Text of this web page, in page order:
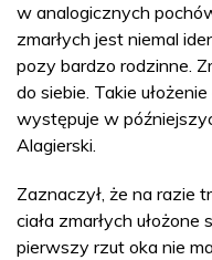
w analogicznych
zmarłych jest niemal
pozy bardzo rodzinne.
do siebie. Takie
występuje w
Alagierski.
Zaznaczył, że na razie
ciała zmarłych
pierwszy rzut oka nie